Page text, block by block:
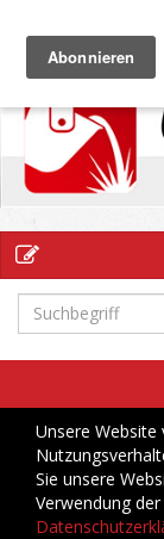
Unsere
Sie unsere
Verwendung